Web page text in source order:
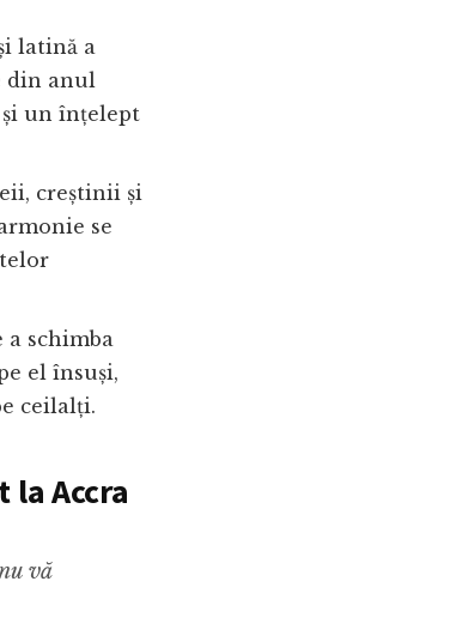
latină a
din anul
un înțelept
creștinii și
se
schimba
el însuși,
ceilalți.
la Accra
vă